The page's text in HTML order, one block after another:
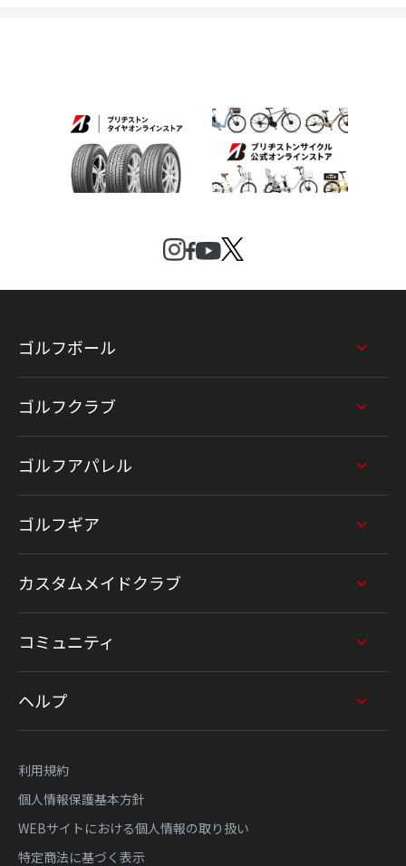
ゴルフボール
ゴルフクラブ
ゴルフアパレル
ゴルフギア
カスタムメイドクラブ
コミュニティ
ヘルプ
利用規約
個人情報保護基本方針
WEBサイトにおける個人情報の取り扱い
特定商法に基づく表示